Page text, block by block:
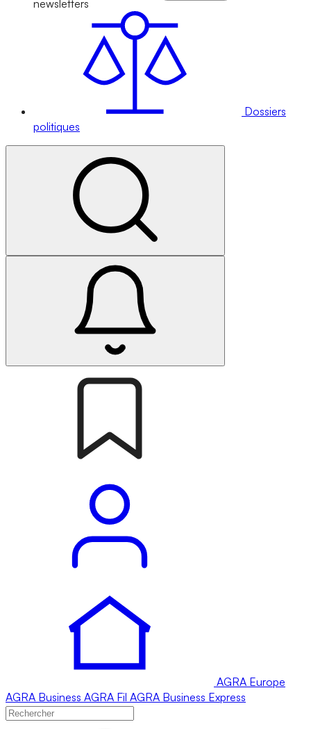
newsletters
Dossiers
politiques
AGRA Europe
AGRA Business AGRA Fil AGRA Business Express